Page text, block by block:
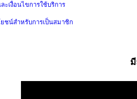
ะเงื่อนไขการใช้บริการ
ชน์สำหรับการเป็นสมาชิก